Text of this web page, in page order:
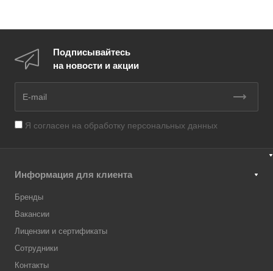
Подписывайтесь
на новости и акции
Я согласен на обработку персональных данных
Информация для клиента
Бренды
Вакансии
Лицензии и сертификаты
Сотрудники
Контакты